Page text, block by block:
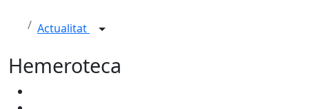
Actualitat
Hemeroteca